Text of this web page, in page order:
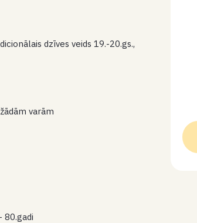
dzīves veids 19.-20.gs.,
varām
80.gadi